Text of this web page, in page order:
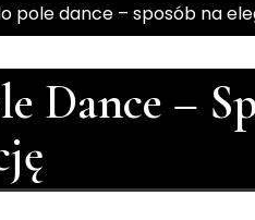
pole dance – sposób na
Dance –